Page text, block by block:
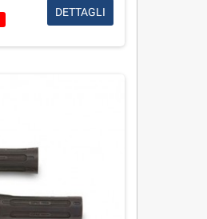
DETTAGLI